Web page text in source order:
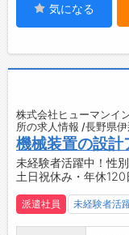
・喫
☆
簡単
☆
◆ご不
即日
登録
気になる
株式会社ヒューマンイ
所の求人情報 /長野県
機械装置の設計
未経験者活躍中！性
土日祝休み・年休
派遣社員 未経験者活